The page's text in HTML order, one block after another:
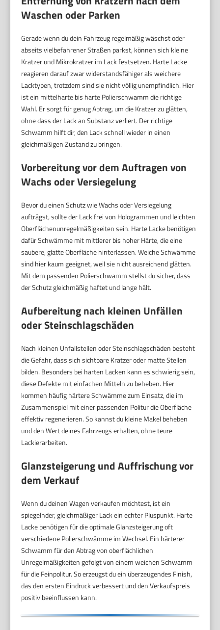
Waschen oder Parken
Gerade wenn du dein Fahrzeug regelmäßig wäschst oder
abseits vielbefahrener Straßen parkst, können sich kleine
Kratzer und Mikrokratzer im Lack festsetzen. Harte Lacke
reagieren darauf zwar widerstandsfähiger als weichere
Lacktypen, trotzdem sind sie nicht völlig unempfindlich. Hier
ist ein mittelharte bis harte Polierschwamm die richtige
Wahl. Er sorgt für genug Abtrag, um die Kratzer zu glätten,
ohne dass der Lack an Substanz verliert. Der richtige
Schwamm hilft dir, den Lack schnell wieder in einen
gleichmäßigen Zustand zu bringen.
Vorbereitung vor dem Auftragen von
Wachs oder Versiegelung
Bevor du einen Schutz wie Wachs oder Versiegelung
aufträgst, sollte der Lack frei von Hologrammen und leichten
Oberflächenunregelmäßigkeiten sein. Harte Lacke benötigen
dafür Schwämme mit mittlerer bis hoher Härte, die eine
saubere, glatte Oberfläche hinterlassen. Weiche Schwämme
sind hier kaum geeignet, weil sie nicht ausreichend glätten.
Mit dem passenden Polierschwamm stellst du sicher, dass
der Schutz gleichmäßig haftet und lange hält.
Aufbereitung nach kleinen Unfällen
oder Steinschlagschäden
Nach kleinen Unfallstellen oder Steinschlagschäden besteht
die Gefahr, dass sich sichtbare Kratzer oder matte Stellen
bilden. Besonders bei harten Lacken kann es schwierig sein,
diese Defekte mit einfachen Mitteln zu beheben. Hier
kommen häufig härtere Schwämme zum Einsatz, die im
Zusammenspiel mit einer passenden Politur die Oberfläche
effektiv regenerieren. So kannst du kleine Makel beheben
und den Wert deines Fahrzeugs erhalten, ohne teure
Lackierarbeiten.
Glanzsteigerung und Auffrischung vor
dem Verkauf
Wenn du deinen Wagen verkaufen möchtest, ist ein
spiegelnder, gleichmäßiger Lack ein echter Pluspunkt. Harte
Lacke benötigen für die optimale Glanzsteigerung oft
verschiedene Polierschwämme im Wechsel. Ein härterer
Schwamm für den Abtrag von oberflächlichen
Unregelmäßigkeiten gefolgt von einem weichen Schwamm
für die Feinpolitur. So erzeugst du ein überzeugendes Finish,
das den ersten Eindruck verbessert und den Verkaufspreis
positiv beeinflussen kann.